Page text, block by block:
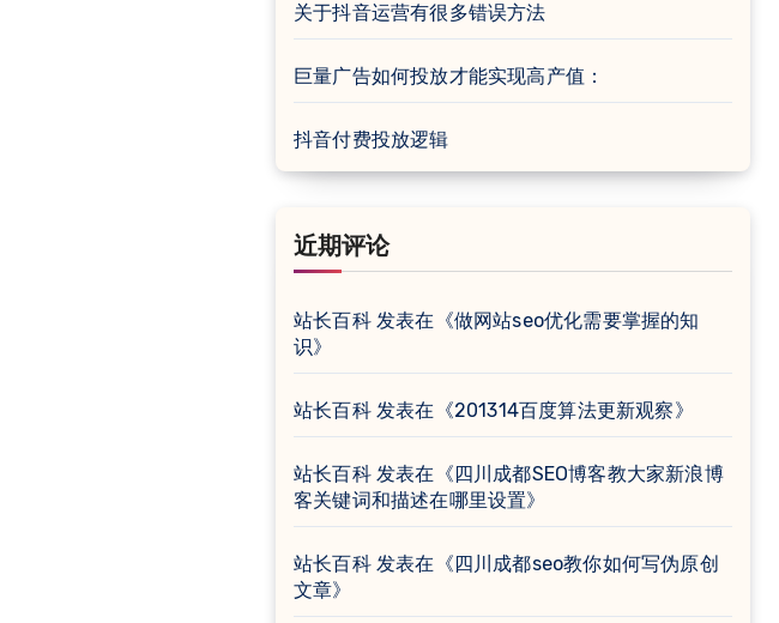
关于抖音运营有很多错误方法
巨量广告如何投放才能实现高产值：
抖音付费投放逻辑
近期评论
站长百科发表在《做网站seo优化需要掌握的知
识》
站长百科发表在《201314百度算法更新观察》
站长百科发表在《四川成都SEO博客教大家新浪博
客关键词和描述在哪里设置》
站长百科发表在《四川成都seo教你如何写伪原创
文章》